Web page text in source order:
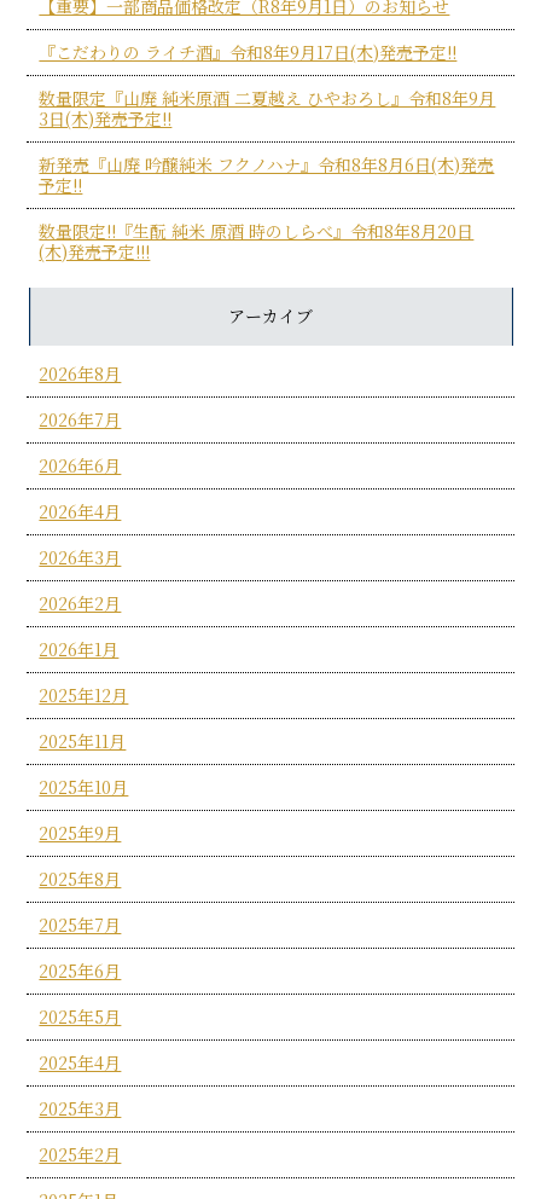
【重要】一部商品価格改定（R8年9月1日）のお知らせ
『こだわりの ライチ酒』令和8年9月17日(木)発売予定!!
数量限定『山廃 純米原酒 二夏越え ひやおろし』令和8年9月
3日(木)発売予定!!
新発売『山廃 吟醸純米 フクノハナ』令和8年8月6日(木)発売
予定!!
数量限定!!『生酛 純米 原酒 時のしらべ』令和8年8月20日
(木)発売予定!!!
アーカイブ
2026年8月
2026年7月
2026年6月
2026年4月
2026年3月
2026年2月
2026年1月
2025年12月
2025年11月
2025年10月
2025年9月
2025年8月
2025年7月
2025年6月
2025年5月
2025年4月
2025年3月
2025年2月